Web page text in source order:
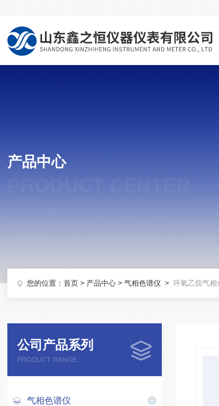
产品中心
您的位置： 首页 > 产品中心 > 气相色谱仪 > 环氧乙烷气相
公司产品系列
PRODUCT RANGE
气相色谱仪